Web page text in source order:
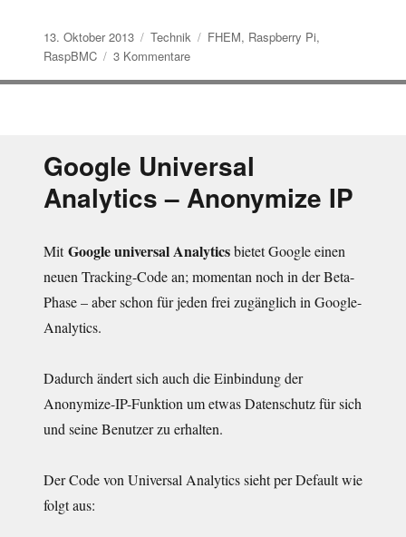
Veröffentlicht
am
13. Oktober 2013 Kategorien
Technik Schlagwörter
FHEM, Raspberry Pi,
RaspBMC
3 Kommentarezu
Media-
Center
und
zur
Hausautomation
Google Universal
Analytics – Anonymize IP
MitGoogle universal Analyticsbietet Google einen
neuen Tracking-Code an; momentan noch in der Beta-
Phase – aber schon für jeden frei zugänglich in Google-
Analytics.
Dadurch ändert sich auch die Einbindung der
Anonymize-IP-Funktion um etwas Datenschutz für sich
und seine Benutzer zu erhalten.
Der Code von Universal Analytics sieht per Default wie
folgt aus: